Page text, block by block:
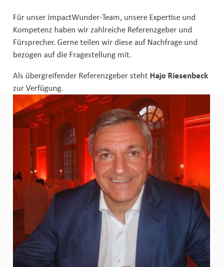
Für unser impactWunder-Team, unsere Expertise und
Kompetenz haben wir zahlreiche Referenzgeber und
Fürsprecher. Gerne teilen wir diese auf Nachfrage und
bezogen auf die Fragestellung mit.
Als übergreifender Referenzgeber steht Hajo Riesenbeck
zur Verfügung.